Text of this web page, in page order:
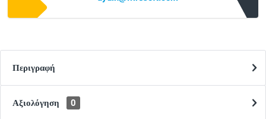
Περιγραφή
Αξιολόγηση 0